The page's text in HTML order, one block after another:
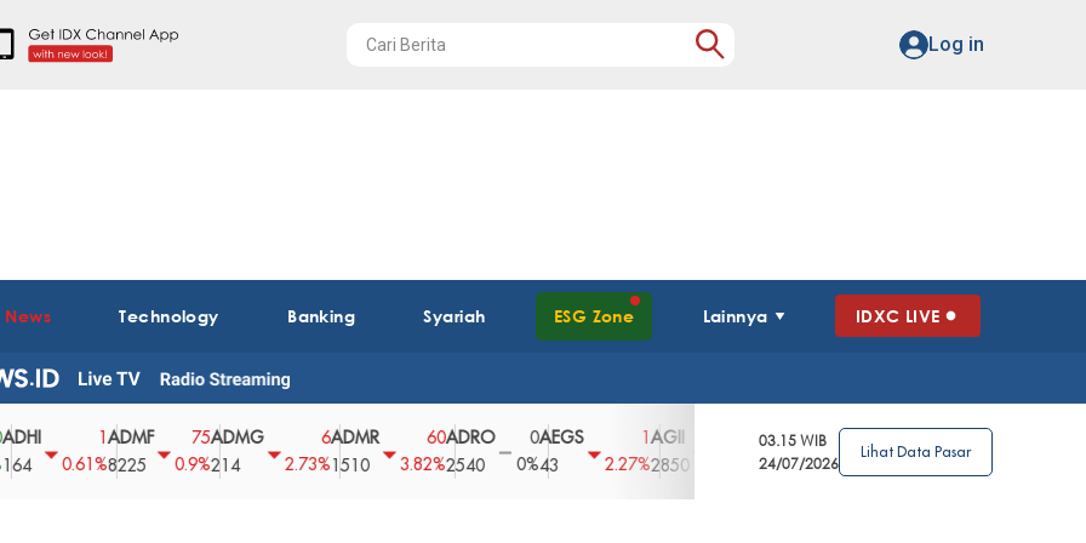
Log in
Technology Banking Syariah ESG Zone Lainnya IDXC LIVE
0.61%
ADMF
8225
75
0.9%
ADMG
214
2.73%
ADMR
1510
60
3.82%
ADRO
2540
0
0%
AEGS
2.27% 2850
100
3.39%
4
2.63%
AGRS
62
0%
03.15 WIB
24/07/2026
Lihat Data Pasar